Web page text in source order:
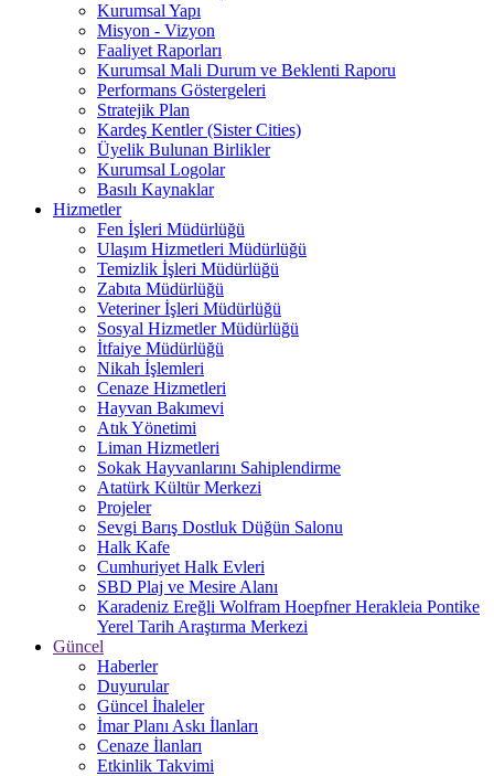
Kurumsal Yapı
Misyon - Vizyon
Faaliyet Raporları
Kurumsal Mali Durum ve Beklenti Raporu
Performans Göstergeleri
Stratejik Plan
Kardeş Kentler (Sister Cities)
Üyelik Bulunan Birlikler
Kurumsal Logolar
Basılı Kaynaklar
Hizmetler
Fen İşleri Müdürlüğü
Ulaşım Hizmetleri Müdürlüğü
Temizlik İşleri Müdürlüğü
Zabıta Müdürlüğü
Veteriner İşleri Müdürlüğü
Sosyal Hizmetler Müdürlüğü
İtfaiye Müdürlüğü
Nikah İşlemleri
Cenaze Hizmetleri
Hayvan Bakımevi
Atık Yönetimi
Liman Hizmetleri
Sokak Hayvanlarını Sahiplendirme
Atatürk Kültür Merkezi
Projeler
Sevgi Barış Dostluk Düğün Salonu
Halk Kafe
Cumhuriyet Halk Evleri
SBD Plaj ve Mesire Alanı
Karadeniz Ereğli Wolfram Hoepfner Herakleia Pontike
Yerel Tarih Araştırma Merkezi
Güncel
Haberler
Duyurular
Güncel İhaleler
İmar Planı Askı İlanları
Cenaze İlanları
Etkinlik Takvimi